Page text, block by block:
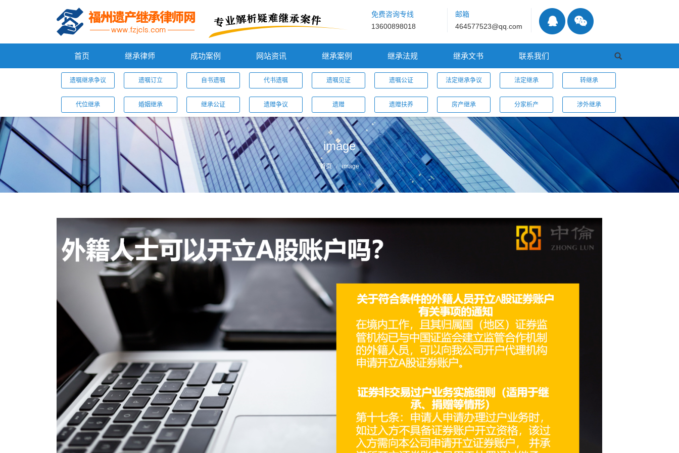
免费咨询专线
13600898018
邮箱
464577523@qq.com
首页 继承律师 成功案例 网站资讯 继承案例 继承法规 继承文书 联系我们
遗嘱继承争议 遗嘱订立 自书遗嘱 代书遗嘱 遗嘱见证 遗嘱公证 法定继承争议 法定继承 转继承
代位继承 婚姻继承 继承公证 遗赠争议 遗赠 遗赠扶养 房产继承 分家析产 涉外继承
image
您的位置： 首页 image